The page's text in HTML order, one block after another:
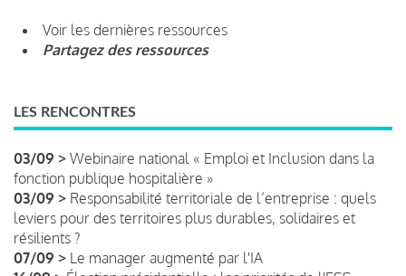
Voir les dernières ressources
Partagez des ressources
LES RENCONTRES
03/09 > Webinaire national « Emploi et Inclusion dans la
fonction publique hospitalière »
03/09 > Responsabilité territoriale de l’entreprise : quels
leviers pour des territoires plus durables, solidaires et
résilients ?
07/09 > Le manager augmenté par l'IA